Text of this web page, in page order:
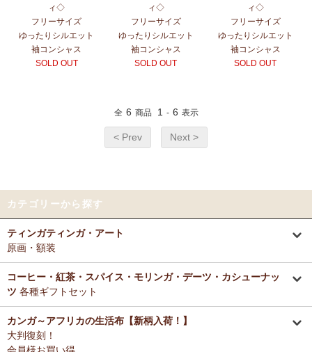
ィ◇
フリーサイズ
ゆったりシルエット
袖コンシャス
SOLD OUT
ィ◇
フリーサイズ
ゆったりシルエット
袖コンシャス
SOLD OUT
ィ◇
フリーサイズ
ゆったりシルエット
袖コンシャス
SOLD OUT
全 6 商品 1 - 6 表示
< Prev Next >
カテゴリーから探す
ティンガティンガ・アート
原画・額装
コーヒー・紅茶・スパイス・モリンガ・デーツ・カシューナッ
ツ 各種ギフトセット
カンガ～アフリカの生活布【新柄入荷！】
大判復刻！